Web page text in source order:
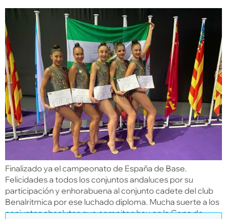
Finalizado ya el campeonato de España de Base.
Felicidades a todos los conjuntos andaluces por su
participación y enhorabuena al conjunto cadete del club
Benalritmica por ese luchado diploma. Mucha suerte a los
conjuntos absolutos que compiten hoy en la Copa de